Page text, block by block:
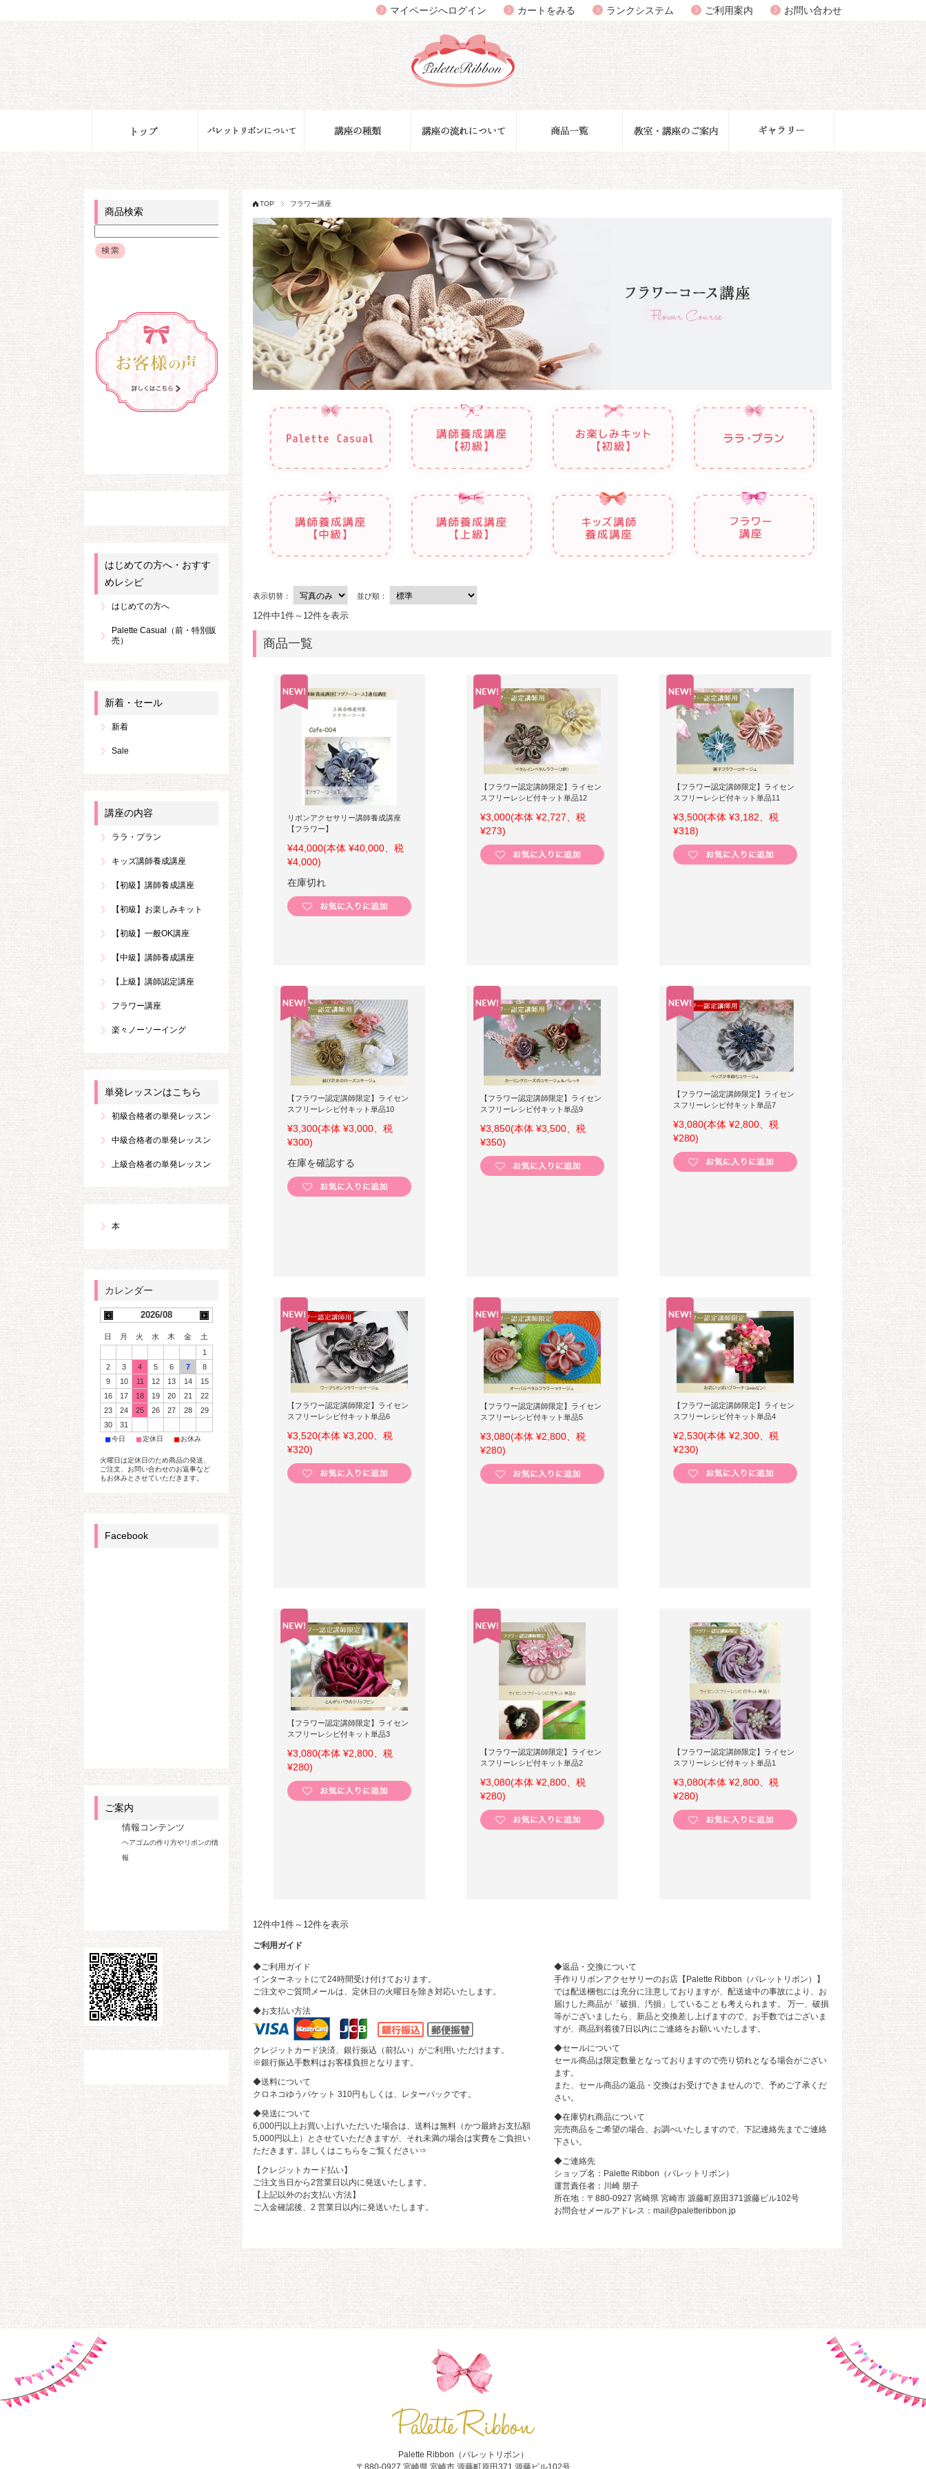
マイページへログイン カートをみる ランクシステム ご利用案内 お問い合わせ
TOP フラワー講座
表示切替： 並び順：
12件中1件～12件を表示
商品一覧
リボンアクセサリー講師養成講座
【フラワー】
¥44,000(本体 ¥40,000、税
¥4,000)
在庫切れ
【フラワー認定講師限定】ライセン
スフリーレシピ付キット単品12
¥3,000(本体 ¥2,727、税
¥273)
【フラワー認定講師限定】ライセン
スフリーレシピ付キット単品11
¥3,500(本体 ¥3,182、税
¥318)
【フラワー認定講師限定】ライセン
スフリーレシピ付キット単品10
¥3,300(本体 ¥3,000、税
¥300)
在庫を確認する
【フラワー認定講師限定】ライセン
スフリーレシピ付キット単品9
¥3,850(本体 ¥3,500、税
¥350)
【フラワー認定講師限定】ライセン
スフリーレシピ付キット単品7
¥3,080(本体 ¥2,800、税
¥280)
【フラワー認定講師限定】ライセン
スフリーレシピ付キット単品6
¥3,520(本体 ¥3,200、税
¥320)
【フラワー認定講師限定】ライセン
スフリーレシピ付キット単品5
¥3,080(本体 ¥2,800、税
¥280)
【フラワー認定講師限定】ライセン
スフリーレシピ付キット単品4
¥2,530(本体 ¥2,300、税
¥230)
【フラワー認定講師限定】ライセン
スフリーレシピ付キット単品3
¥3,080(本体 ¥2,800、税
¥280)
【フラワー認定講師限定】ライセン
スフリーレシピ付キット単品2
¥3,080(本体 ¥2,800、税
¥280)
【フラワー認定講師限定】ライセン
スフリーレシピ付キット単品1
¥3,080(本体 ¥2,800、税
¥280)
12件中1件～12件を表示
ご利用ガイド
◆ご利用ガイド
インターネットにて24時間受け付けております。
ご注文やご質問メールは、定休日の火曜日を除き対応いたします。
◆お支払い方法
クレジットカード決済、銀行振込（前払い）がご利用いただけます。
※銀行振込手数料はお客様負担となります。
◆送料について
クロネコゆうパケット 310円もしくは、レターパックです。
◆発送について
6,000円以上お買い上げいただいた場合は、送料は無料（かつ最終お支払額
5,000円以上）とさせていただきますが、それ未満の場合は実費をご負担い
ただきます。詳しくはこちらをご覧ください⇒
【クレジットカード払い】
ご注文当日から2営業日以内に発送いたします。
【上記以外のお支払い方法】
ご入金確認後、2 営業日以内に発送いたします。
◆返品・交換について
手作りリボンアクセサリーのお店【Palette Ribbon（パレットリボン）】
では配送梱包には充分に注意しておりますが、配送途中の事故により、お
届けした商品が「破損、汚損」していることも考えられます。 万一、破損
等がございましたら、新品と交換差し上げますので、お手数ではございま
すが、商品到着後7日以内にご連絡をお願いいたします。
◆セールについて
セール商品は限定数量となっておりますので売り切れとなる場合がござい
ます。
また、セール商品の返品・交換はお受けできませんので、予めご了承くだ
さい。
◆在庫切れ商品について
完売商品をご希望の場合、お調べいたしますので、下記連絡先までご連絡
下さい。
◆ご連絡先
ショップ名：Palette Ribbon（パレットリボン）
運営責任者：川崎 朋子
所在地：〒880-0927 宮崎県 宮崎市 源藤町原田371源藤ビル102号
お問合せメールアドレス：mail@paletteribbon.jp
商品検索
はじめての方へ・おすす
めレシピ
はじめての方へ
Palette Casual（前・特別販
売）
新着・セール
新着
Sale
講座の内容
ララ・プラン
キッズ講師養成講座
【初級】講師養成講座
【初級】お楽しみキット
【初級】一般OK講座
【中級】講師養成講座
【上級】講師認定講座
フラワー講座
楽々ノーソーイング
単発レッスンはこちら
初級合格者の単発レッスン
中級合格者の単発レッスン
上級合格者の単発レッスン
本
2026/08
日 月 火 水 木 金
土
1
2
3 4 5 6 7
8
9
10 11 12 13 14
15
16
17 18 19 20 21
22
23
24 25 26 27 28
29
30
31
■ 今日 ■ 定休日 ■ お休み
火曜日は定休日のため商品の発送、
ご注文、お問い合わせのお返事など
もお休みとさせていただきます。
Facebook
ご案内
情報コンテンツ
ヘアゴムの作り方やリボンの情
報
Palette Ribbon（パレットリボン）
〒880-0927 宮崎県 宮崎市 源藤町原田371 源藤ビル102号